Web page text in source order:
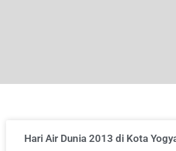
Hari Air Dunia 2013 di Kota